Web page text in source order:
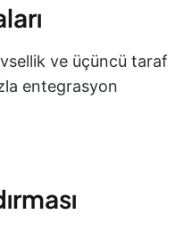
ve üçüncü taraf
entegrasyon